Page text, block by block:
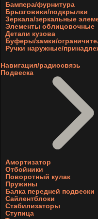
Бампера/фурнитура
Брызговики/подкрылки
Зеркала/зеркальные
Элементы облицовочные
Детали кузова
Буферы/замки/
Ручки наружные/
Навигация/радиосвязь
Подвеска
Амортизатор
Отбойники
Поворотный кулак
Пружины
Балка передней подвески
Сайлентблоки
Стабилизаторы
Ступица